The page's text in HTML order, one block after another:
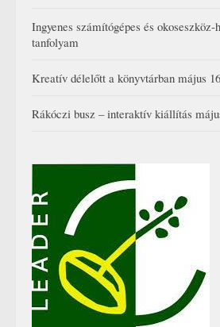
Ingyenes számítógépes és okoseszköz-
tanfolyam
Kreatív délelőtt a könyvtárban május
Rákóczi busz – interaktív kiállítás